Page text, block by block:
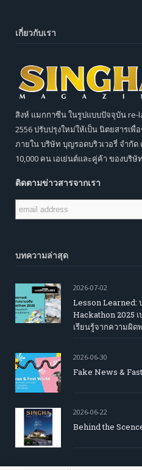
เกี่ยวกับเรา
สิงห์ แมกกาซีน ในรูปแบบปัจจุบัน
2556 ปรับปรุงใหม่ให้เป็น นิตยสารเ
ภายใน บริษัท บุญรอดบริวเวอรี่ จำกั
10,000 คน เอเย่นต์และคู่ค้า ของบริ
ติดตามข่าวสารจากเรา
บทความล่าสุด
2026-07-02
Lesson Learned:
Hackathon 2025
เรียนรู้จากความผิด
2026-06-30
Fake News &
2026-06-22
Behind the